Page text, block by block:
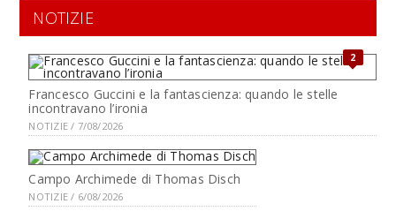
NOTIZIE
2
Francesco Guccini e la fantascienza: quando le stelle
incontravano l’ironia
NOTIZIE / 7/08/2026
Campo Archimede di Thomas Disch
NOTIZIE / 6/08/2026